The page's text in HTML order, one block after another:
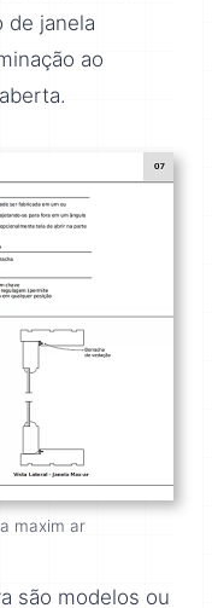
de janela
ao
maxim ar
são modelos ou